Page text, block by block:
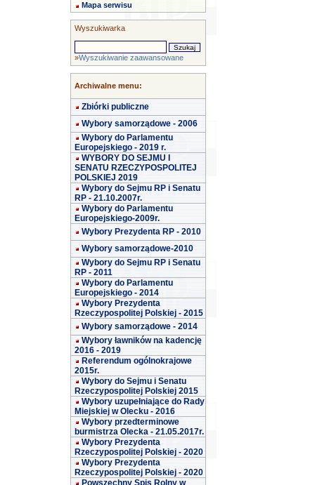
Mapa serwisu
Wyszukiwarka
»Wyszukiwanie zaawansowane
Archiwalne menu:
Zbiórki publiczne
Wybory samorządowe - 2006
Wybory do Parlamentu
Europejskiego - 2019 r.
WYBORY DO SEJMU I
SENATU RZECZYPOSPOLITEJ
POLSKIEJ 2019
Wybory do Sejmu RP i Senatu
RP - 21.10.2007r.
Wybory do Parlamentu
Europejskiego-2009r.
Wybory Prezydenta RP - 2010
Wybory samorządowe-2010
Wybory do Sejmu RP i Senatu
RP - 2011
Wybory do Parlamentu
Europejskiego - 2014
Wybory Prezydenta
Rzeczypospolitej Polskiej - 2015
Wybory samorządowe - 2014
Wybory ławników na kadencję
2016 - 2019
Referendum ogólnokrajowe
2015r.
Wybory do Sejmu i Senatu
Rzeczypospolitej Polskiej 2015
Wybory uzupełniające do Rady
Miejskiej w Olecku - 2016
Wybory przedterminowe
burmistrza Olecka - 21.05.2017r.
Wybory Prezydenta
Rzeczypospolitej Polskiej - 2020
Wybory Prezydenta
Rzeczypospolitej Polskiej - 2020
Powszechny Spis Rolny w